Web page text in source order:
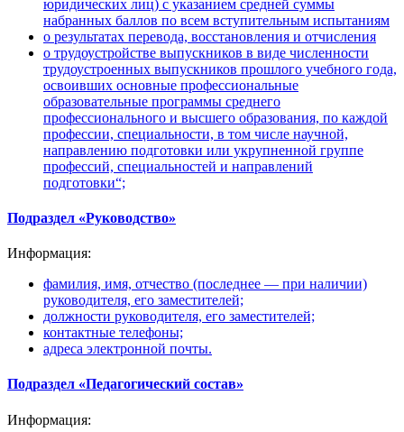
юридических лиц) с указанием средней суммы
набранных баллов по всем вступительным испытаниям
о результатах перевода, восстановления и отчисления
о трудоустройстве выпускников в виде численности
трудоустроенных выпускников прошлого учебного года,
освоивших основные профессиональные
образовательные программы среднего
профессионального и высшего образования, по каждой
профессии, специальности, в том числе научной,
направлению подготовки или укрупненной группе
профессий, специальностей и направлений
подготовки“;
Подраздел «Руководство»
Информация:
фамилия, имя, отчество (последнее — при наличии)
руководителя, его заместителей;
должности руководителя, его заместителей;
контактные телефоны;
адреса электронной почты.
Подраздел «Педагогический состав»
Информация: